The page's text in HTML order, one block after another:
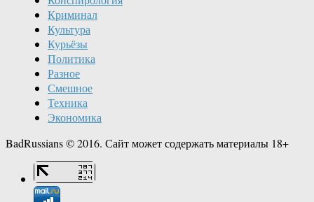
Криминал
Культура
Курьёзы
Политика
Разное
Смешное
Техника
Экономика
BadRussians © 2016. Сайт может содержать материалы 18+